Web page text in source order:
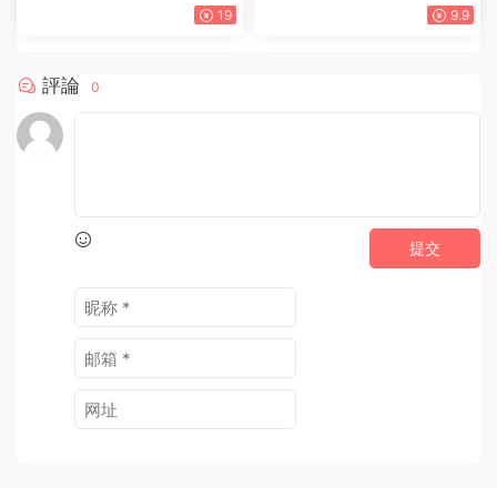
19 9.9
評論 0
提交